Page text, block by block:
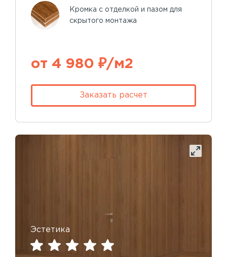
Кромка с отделкой и пазом для
скрытого монтажа
от 4 980 ₽/м2
Заказать расчет
Эстетика